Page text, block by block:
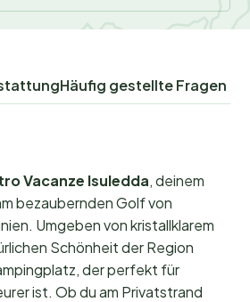
Häufig gestellte Fragen
Vacanze Isuledda, deinem
bezaubernden Golf von
Umgeben von kristallklarem
Schönheit der Region
der perfekt für
ist. Ob du am Privatstrand